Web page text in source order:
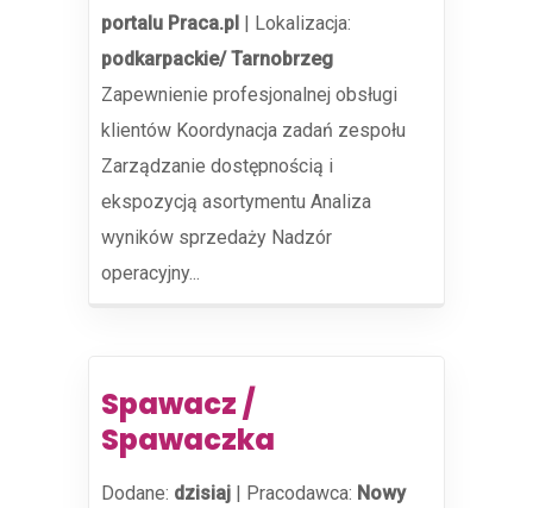
portalu Praca.pl | Lokalizacja:
podkarpackie/ Tarnobrzeg
Zapewnienie profesjonalnej obsługi
klientów Koordynacja zadań zespołu
Zarządzanie dostępnością i
ekspozycją asortymentu Analiza
wyników sprzedaży Nadzór
operacyjny...
Spawacz /
Spawaczka
Dodane: dzisiaj | Pracodawca: Nowy